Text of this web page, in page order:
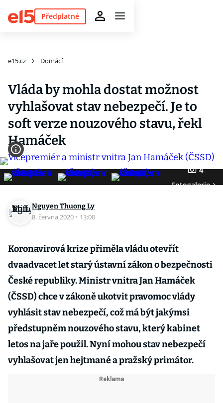
Předplatné
e15.cz Domácí
Vláda by mohla dostat možnost
vyhlašovat stav nebezpečí. Je to
soft verze nouzového stavu, řekl
Hamáček
4
Fotogalerie
Nguyen Thuong Ly
8. června 2020 · 13:00
Koronavirová krize přiměla vládu otevřít
dvaadvacet let starý ústavní zákon o bezpečnosti
České republiky. Ministr vnitra Jan Hamáček
(ČSSD) chce v zákoně ukotvit pravomoc vlády
vyhlásit stav nebezpečí, což má být jakýmsi
předstupněm nouzového stavu, který kabinet
letos na jaře použil. Nyní mohou stav nebezpečí
vyhlašovat jen hejtmané a pražský primátor.